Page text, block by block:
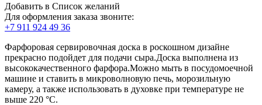
Добавить в Список желаний
Для оформления заказа звоните:
+7 911 924 49 36
Фарфоровая сервировочная доска в роскошном дизайне
прекрасно подойдет для подачи сыра.Доска выполнена из
высококачественного фарфора.Можно мыть в посудомоечной
машине и ставить в микроволновую печь, морозильную
камеру, а также использовать в духовке при температуре не
выше 220 °C.